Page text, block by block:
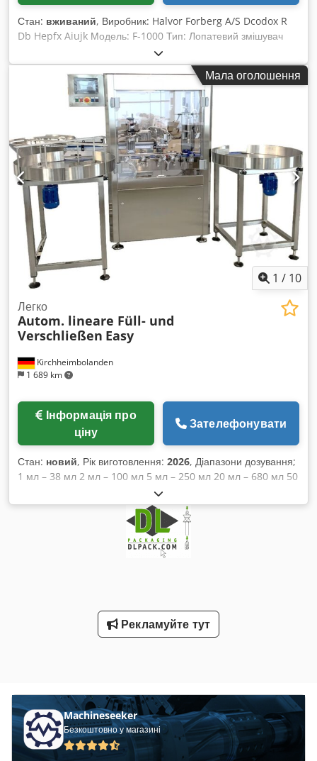
Стан: вживаний, Виробник: Halvor Forberg A/S Dcodox R
Db Hepfx Aiujk Модель: F-1000 Тип: Лопатевий змішувач
Номінальний об'єм: 1000 л Мінімальний об'єм: 400 л
Максимальний об'єм: 1400 л Повне розвантаження:
пневматичне Потужність: 15 кВт Вага: 3000 кгМала оголошення
1 / 10
Kirchheimbolanden
1 689 km
Легко
Autom. lineare Füll- und
Verschließen Easy
ціну
Зателефонувати
Стан: новий, Рік виготовлення: 2026, Діапазони дозування;
1 мл – 38 мл 2 мл – 100 мл 5 мл – 250 мл 20 мл – 680 мл 50
мл – 1 500 мл Поршневий наповнювач Заповнювальні
сопла та насоси виготовлені з нержавіючої сталі AISI 316
Подача пляшок за допомогою пластинчастого конвеєра
Довжина транспортера 2 000 мм, корпус із нержавіючої
сталі Dcedpfxowpr Ifo Aiujk Можлива комплектація 1 або 2
пляшок/годину при одній станції Об'ємне наповнення
продукції / пляшок Автоматичне нанесення кришки Дуже
компактні габарити (базова версія 2 000 x 750 мм)
зображені додаткові опції
Рекламуйте тут
Machineseeker
Безкоштовно у магазині